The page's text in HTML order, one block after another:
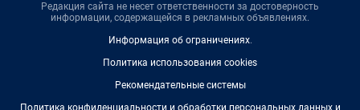
Редакция сайта не несет ответственности за достоверность
информации, содержащейся в рекламных объявлениях.
Информация об ограничениях.
Политика использования cookies
Рекомендательные системы